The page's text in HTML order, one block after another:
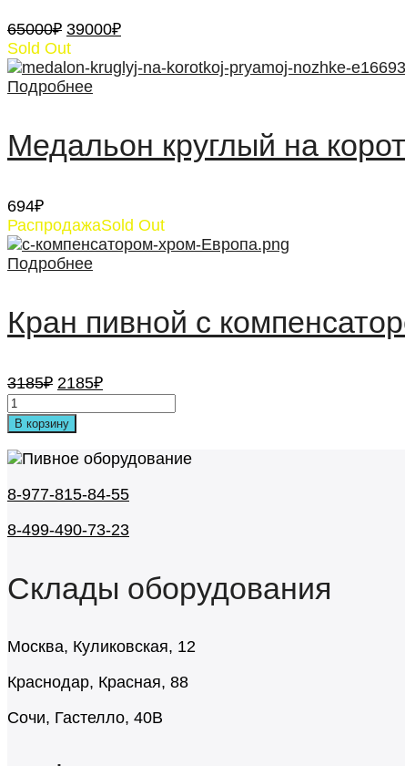
65000₽ Первоначальная
цена
составляла
65000₽.
39000₽Текущая
39000₽.
Sold Out
Подробнее
Медальон круглый на
694₽
РаспродажаSold Out
Подробнее
Кран пивной с
3185₽ Первоначальная
цена
составляла
2185₽Текущая
цена:
В корзину
8-977-815-84-55
8-499-490-73-23
Склады оборудования
Москва, Куликовская, 12
Краснодар, Красная, 88
Сочи, Гастелло, 40В